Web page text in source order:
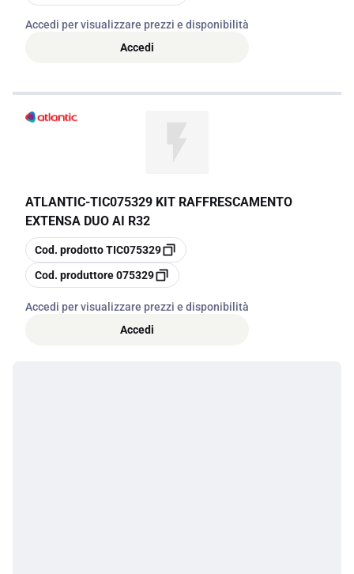
Accedi per visualizzare prezzi e disponibilità
Accedi
ATLANTIC-TIC075329 KIT RAFFRESCAMENTO
EXTENSA DUO AI R32
copia
Cod. prodottoTIC075329
copia
Cod. produttore075329
Accedi per visualizzare prezzi e disponibilità
Accedi